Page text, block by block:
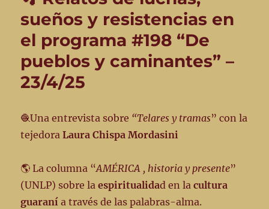
#
207
–
25/6/25
sueños y resistencias en
el programa #198 “De
pueblos y caminantes” –
23/4/25
🧶Una entrevista sobre “Telares y tramas” con la
tejedoraLaura Chispa Mordasini
🌎 La columna “AMÉRICA , historia y presente”
(UNLP) sobre laespiritualidad en lacultura
guaraní a través de las palabras-alma.